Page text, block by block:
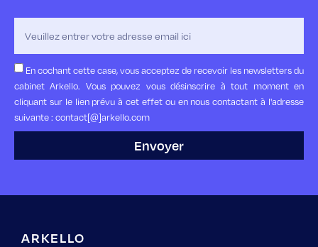
En cochant cette case, vous acceptez de recevoir les newsletters du
cabinet Arkello. Vous pouvez vous désinscrire à tout moment en
cliquant sur le lien prévu à cet effet ou en nous contactant à l'adresse
suivante : contact[@]arkello.com
Envoyer
ARKELLO